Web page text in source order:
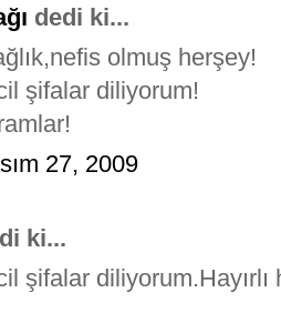
dedi ki...
olmuş herşey!
şifalar diliyorum!
27, 2009
ki...
şifalar